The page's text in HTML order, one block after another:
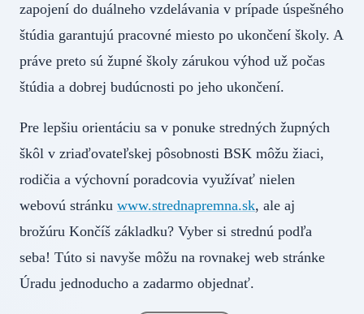
zapojení do duálneho vzdelávania v prípade úspešného
štúdia garantujú pracovné miesto po ukončení školy. A
práve preto sú župné školy zárukou výhod už počas
štúdia a dobrej budúcnosti po jeho ukončení.
Pre lepšiu orientáciu sa v ponuke stredných župných
škôl v zriaďovateľskej pôsobnosti BSK môžu žiaci,
rodičia a výchovní poradcovia využívať nielen
webovú stránku www.strednapremna.sk, ale aj
brožúru Končíš základku? Vyber si strednú podľa
seba! Túto si navyše môžu na rovnakej web stránke
Úradu jednoducho a zadarmo objednať.